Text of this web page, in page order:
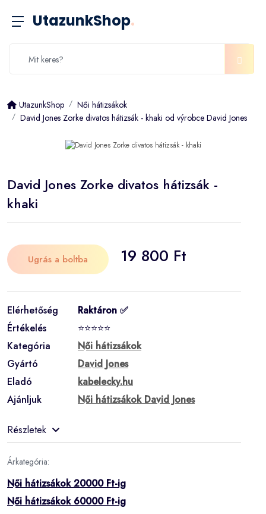
UtazunkShop.
UtazunkShop
Női hátizsákok
David Jones Zorke divatos hátizsák - khaki od výrobce David Jones
David Jones Zorke divatos hátizsák -
khaki
Ugrás a boltba 19 800 Ft
Elérhetőség
Raktáron ✅
Értékelés
⭐⭐⭐⭐⭐
Kategória
Női hátizsákok
Gyártó
David Jones
Eladó
kabelecky.hu
Ajánljuk
Női hátizsákok David Jones
Részletek
Árkategória:
Női hátizsákok 20000 Ft-ig
Női hátizsákok 60000 Ft-ig